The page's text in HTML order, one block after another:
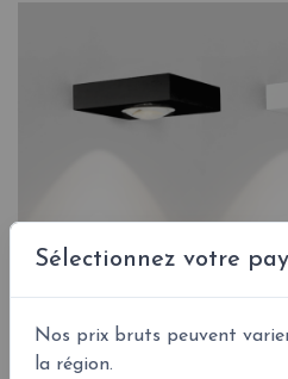
Sélectionnez votre
Nos prix bruts peuvent
la région.